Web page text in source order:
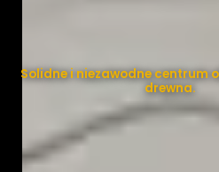
Solidne i niezawodne centrum
drewna.